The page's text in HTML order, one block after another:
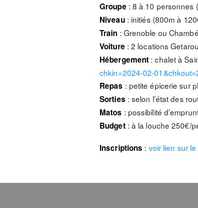
Groupe : 8 à 10 personnes
Niveau: initiés (800m à
Train : Grenoble ou
Voiture : 2 locations
Hébergement : chalet à
chkin=2024-02-
Repas : petite épicerie sur
Sorties : selon l’état des
Matos : possibilité
Budget: à la louche 250€/
Inscriptions : voir lien sur